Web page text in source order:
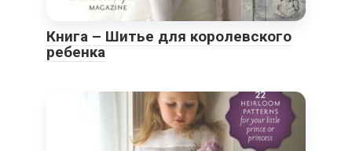
Книга – Шитье для королевского
ребенка